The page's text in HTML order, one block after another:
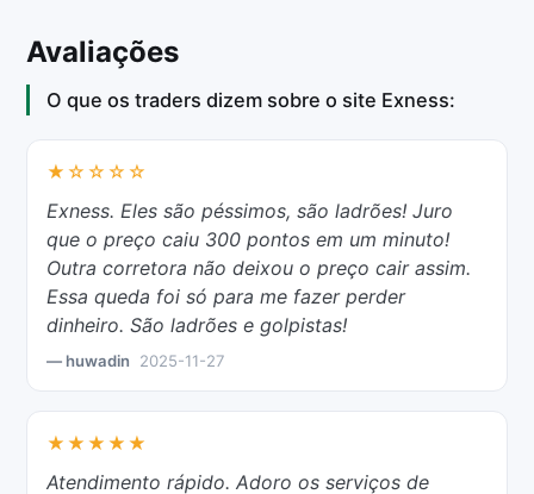
Avaliações
O que os traders dizem sobre o site Exness:
★☆☆☆☆
Exness. Eles são péssimos, são ladrões! Juro
que o preço caiu 300 pontos em um minuto!
Outra corretora não deixou o preço cair assim.
Essa queda foi só para me fazer perder
dinheiro. São ladrões e golpistas!
— huwadin 2025-11-27
★★★★★
Atendimento rápido. Adoro os serviços de